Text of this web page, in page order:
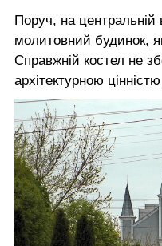
Поруч, на центральній
молитовний будинок,
Справжній костел не
архітектурною